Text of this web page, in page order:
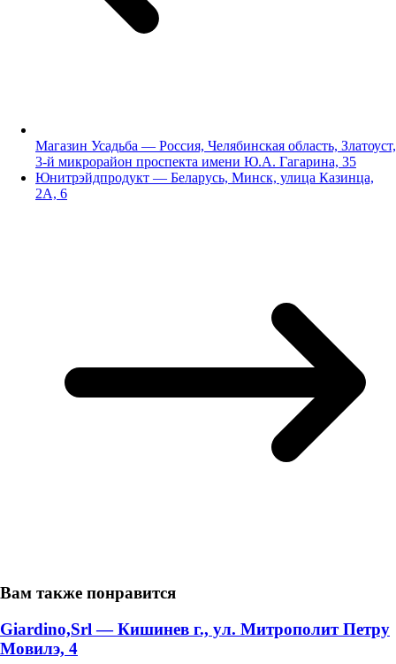
Магазин Усадьба — Россия, Челябинская область, Златоуст,
3-й микрорайон проспекта имени Ю.А. Гагарина, 35
Юнитрэйдпродукт — Беларусь, Минск, улица Казинца,
2А, 6
Вам также понравится
Giardino,Srl — Кишинев г., ул. Митрополит Петру
Мовилэ, 4